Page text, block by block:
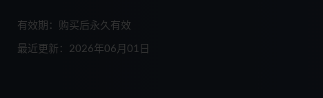
有效期：购买后永久有效
最近更新：2026年06月01日